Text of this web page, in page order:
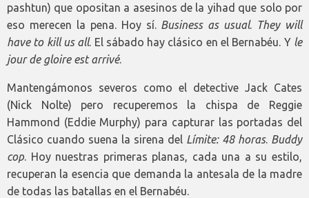
pashtun) que opositan a asesinos de la yihad que solo por
eso merecen la pena. Hoy sí. Business as usual. They will
have to kill us all. El sábado hay clásico en el Bernabéu. Yle
jour de gloire est arrivé.
Mantengámonos severos como el detective Jack Cates
(Nick Nolte) pero recuperemos la chispa de Reggie
Hammond (Eddie Murphy) para capturar las portadas del
Clásico cuando suena la sirena del Límite: 48 horas. Buddy
cop. Hoy nuestras primeras planas, cada una a su estilo,
recuperan la esencia que demanda la antesala de la madre
de todas las batallas en el Bernabéu.